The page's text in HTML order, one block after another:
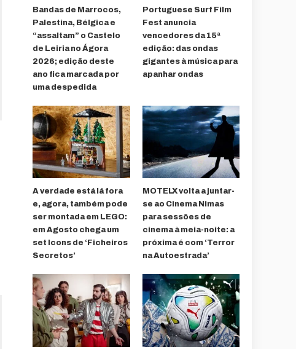
Bandas de Marrocos,
Palestina, Bélgica e
“assaltam” o Castelo
de Leiria no Ágora
2026; edição deste
ano fica marcada por
uma despedida
Portuguese Surf Film
Fest anuncia
vencedores da 15ª
edição: das ondas
gigantes à música para
apanhar ondas
A verdade está lá fora
e, agora, também pode
ser montada em LEGO:
em Agosto chega um
set Icons de ‘Ficheiros
Secretos’
MOTELX volta a juntar-
se ao Cinema Nimas
para sessões de
cinema à meia-noite: a
próxima é com ‘Terror
na Autoestrada’